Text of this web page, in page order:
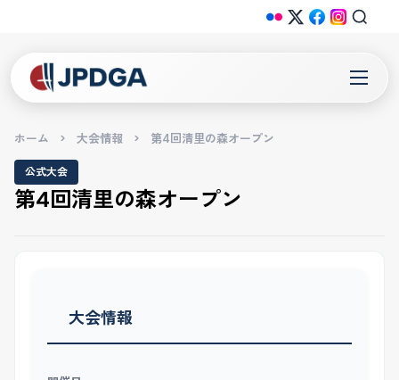
ホーム > 大会情報 > 第4回清里の森オープン
公式大会
第4回清里の森オープン
大会情報